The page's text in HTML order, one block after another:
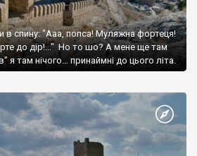
в спину: "Ааа, попса! Муляжна фортеця!
до дір!..." Но то шо? А мене ще там
я там нічого... принаймні до цього літа.